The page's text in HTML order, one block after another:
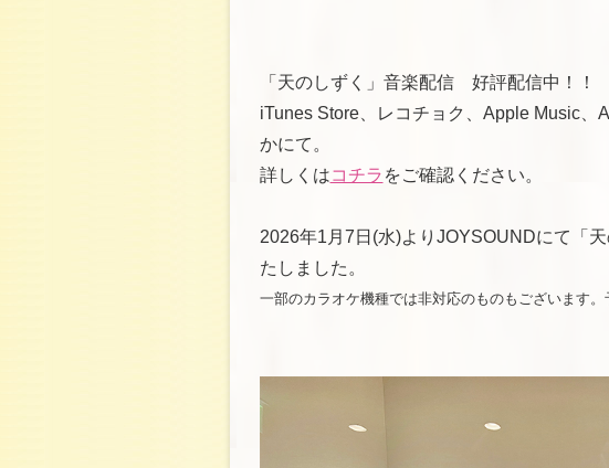
「天のしずく」音楽配信 好評配信中！！
iTunes Store、レコチョク、Apple Music、
かにて。
詳しくはコチラ をご確認ください。
2026年1月7日(水)よりJOYSOUNDにて「
たしました。
一部のカラオケ機種では非対応のものもございます。